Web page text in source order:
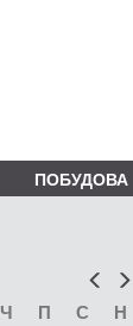
ПОБУДОВА
Ч П С Н